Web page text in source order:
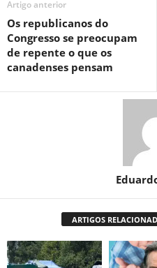
Artigo anterior
Os republicanos do
Congresso se preocupam
de repente o que os
canadenses pensam
ARTIGOS